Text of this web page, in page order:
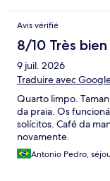
Avis vérifié
8/10 Très bien
9 juil. 2026
Traduire avec
Quarto limpo.
da praia. Os
solícitos. Café da
novamente.
Antonio Pedro,